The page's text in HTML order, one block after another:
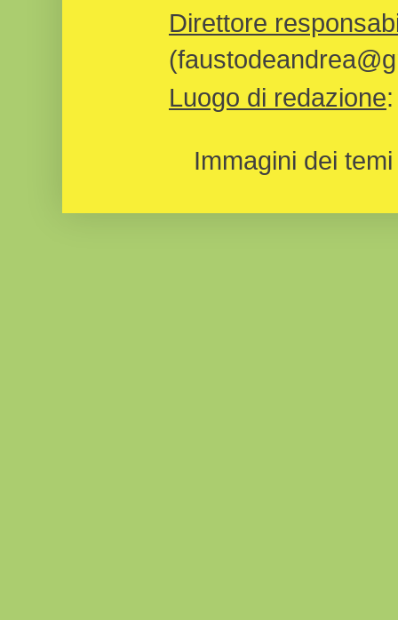
Direttore
Luogo di redazione
Immagini dei